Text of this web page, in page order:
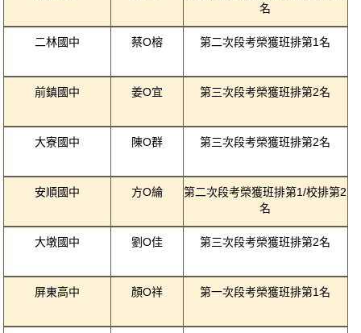
名
二林國中 蔡O榕 第二次段考榮獲班排第1名
前鎮國中 姜O宜 第三次段考榮獲班排第2名
大寮國中 陳O群 第三次段考榮獲班排第2名
安順國中 方O綸
第二次段考榮獲班排第1/校排第2
名
大墩國中 劉O佳 第三次段考榮獲班排第2名
屏東高中 顏O祥 第一次段考榮獲班排第1名